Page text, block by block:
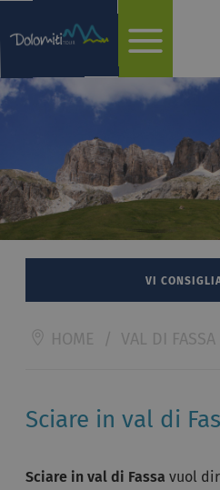
VI
HOME / VAL DI FASSA
Sciare in val di
Sciare in val di Fassa vuol